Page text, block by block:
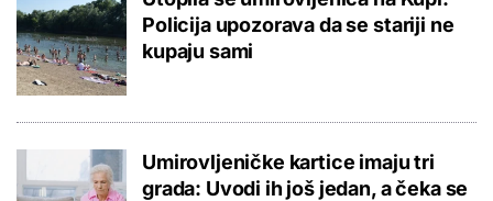
Policija upozorava da se stariji ne
kupaju sami
Umirovljeničke kartice imaju tri
grada: Uvodi ih još jedan, a čeka se